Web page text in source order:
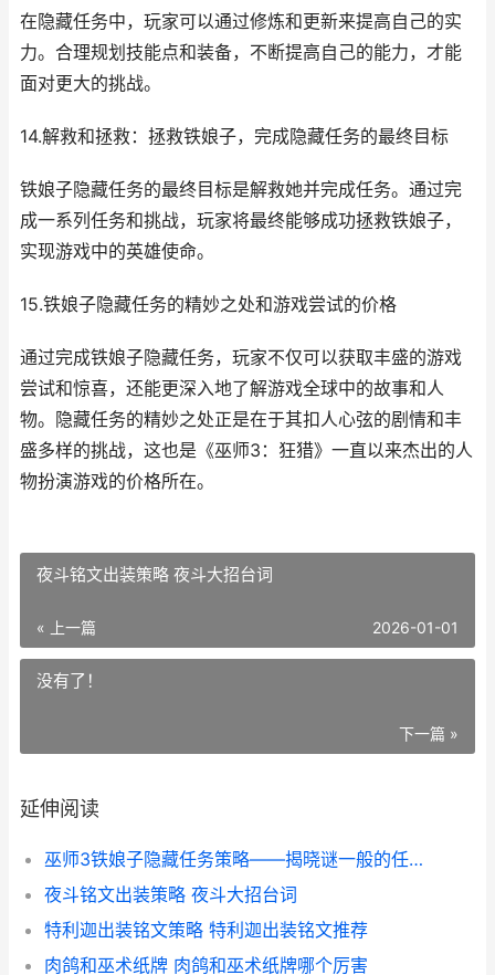
在隐藏任务中，玩家可以通过修炼和更新来提高自己的实
力。合理规划技能点和装备，不断提高自己的能力，才能
面对更大的挑战。
14.解救和拯救：拯救铁娘子，完成隐藏任务的最终目标
铁娘子隐藏任务的最终目标是解救她并完成任务。通过完
成一系列任务和挑战，玩家将最终能够成功拯救铁娘子，
实现游戏中的英雄使命。
15.铁娘子隐藏任务的精妙之处和游戏尝试的价格
通过完成铁娘子隐藏任务，玩家不仅可以获取丰盛的游戏
尝试和惊喜，还能更深入地了解游戏全球中的故事和人
物。隐藏任务的精妙之处正是在于其扣人心弦的剧情和丰
盛多样的挑战，这也是《巫师3：狂猎》一直以来杰出的人
物扮演游戏的价格所在。
夜斗铭文出装策略 夜斗大招台词
« 上一篇 2026-01-01
没有了！
下一篇 »
延伸阅读
巫师3铁娘子隐藏任务策略——揭晓谜一般的任务 巫师3铁娘子任务哪里接
夜斗铭文出装策略 夜斗大招台词
特利迦出装铭文策略 特利迦出装铭文推荐
肉鸽和巫术纸牌 肉鸽和巫术纸牌哪个厉害